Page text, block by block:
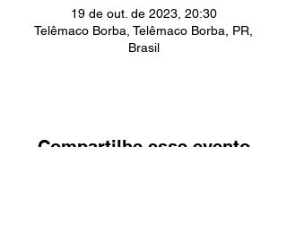
19 de out. de 2023, 20:30
Telêmaco Borba, Telêmaco Borba, PR,
Brasil
Compartilhe esse evento